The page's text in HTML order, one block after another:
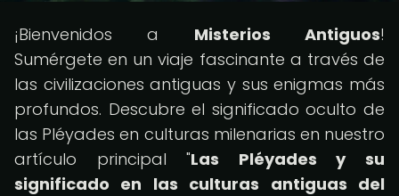
¡Bienvenidos a Misterios Antiguos!
Sumérgete en un viaje fascinante a través de
las civilizaciones antiguas y sus enigmas más
profundos. Descubre el significado oculto de
las Pléyades en culturas milenarias en nuestro
artículo principal "Las Pléyades y su
significado en las culturas antiguas del